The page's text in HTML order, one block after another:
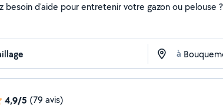
d'aide pour entretenir votre gazon ou pelouse
à
4,9/5 (79 avis)